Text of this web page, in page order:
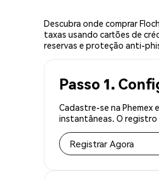
Descubra onde comprar
taxas usando cartões de
reservas e proteção anti-
Passo 1.
Cadastre-se na Phemex
instantâneas. O registro
Registrar Agora